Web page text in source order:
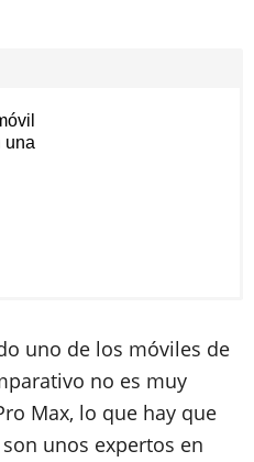
una
uno de los móviles de
no es muy
Max, lo que hay que
unos expertos en